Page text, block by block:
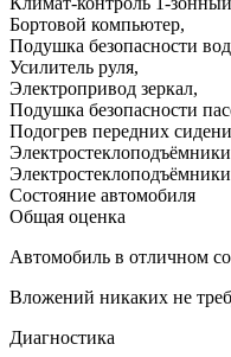
Бортовой компьютер,
Подушка безопасности
Усилитель руля,
Электропривод зеркал,
Подушка безопасности
Подогрев передних
Состояние автомобиля
Общая оценка
Автомобиль в отличном
Вложений никаких не
Диагностика